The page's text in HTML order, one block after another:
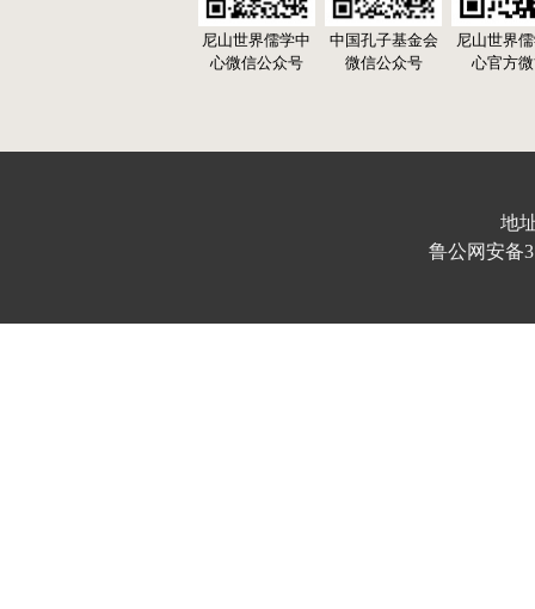
尼山世界儒学中
心微信公众号
中国孔子基金会
微信公众号
尼山世界
心官方
地
鲁公网安备